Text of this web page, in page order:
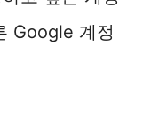
Google 계정